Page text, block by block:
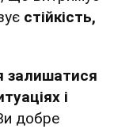
стійкість,
залишатися
і
добре